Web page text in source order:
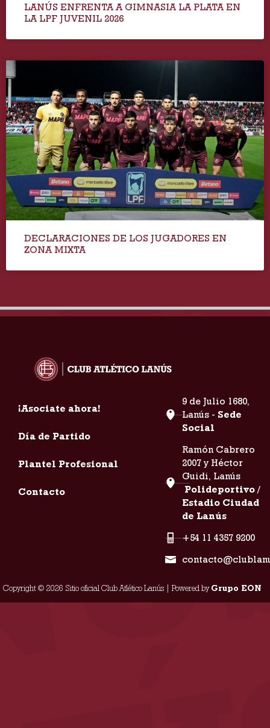
LANÚS ENFRENTA A GIMNASIA LA PLATA EN
LA LPF JUVENIL 2026
DECLARACIONES DE LOS JUGADORES EN
ZONA MIXTA
¡Asociate ahora!
Día de Partido
Plantel Profesional
Contacto
9 de Julio 1680,
Lanús - Sede
Social
Ramón Cabrero
2007 y Héctor
Guidi, Lanús
Polideportivo /
Estadio Ciudad
de Lanús
+54 11 4357 9200
Copyright © 2026 Sitio oficial Club Atlético Lanús | Powered byGrupo EON